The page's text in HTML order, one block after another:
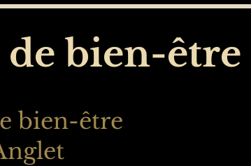
bien-être
bien-être